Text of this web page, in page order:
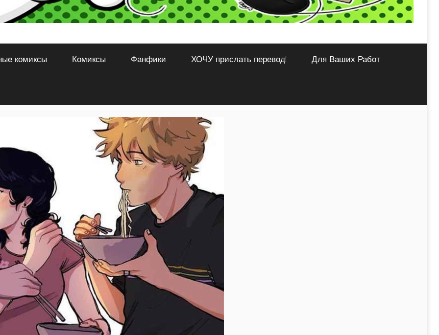
комиксы Комиксы Фанфики ХОЧУ прислать перевод! Для Ваших Работ